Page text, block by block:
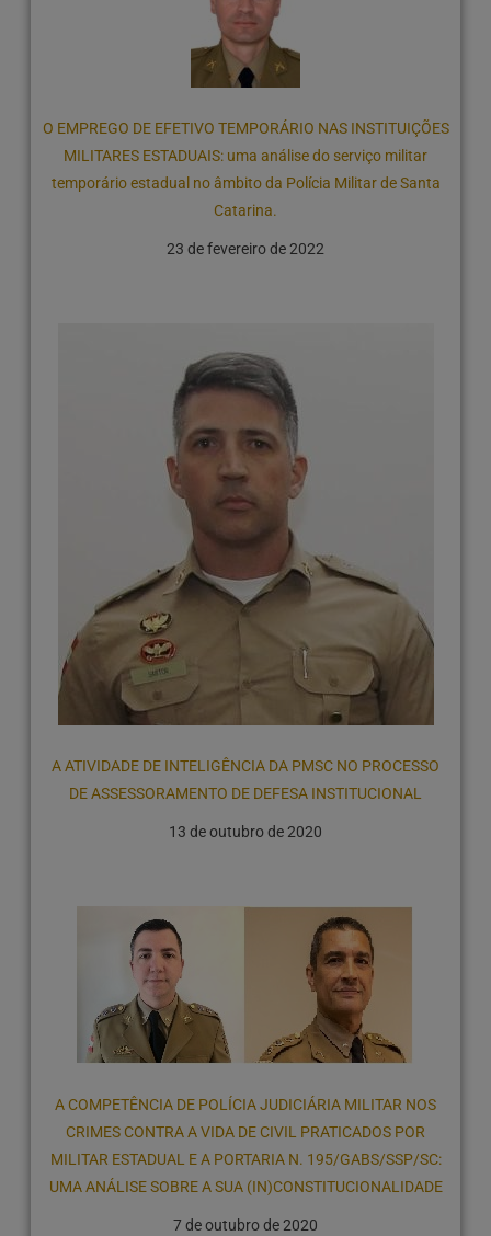
O EMPREGO DE EFETIVO TEMPORÁRIO NAS INSTITUIÇÕES
MILITARES ESTADUAIS: uma análise do serviço militar
temporário estadual no âmbito da Polícia Militar de Santa
Catarina.
23 de fevereiro de 2022
A ATIVIDADE DE INTELIGÊNCIA DA PMSC NO PROCESSO
DE ASSESSORAMENTO DE DEFESA INSTITUCIONAL
13 de outubro de 2020
A COMPETÊNCIA DE POLÍCIA JUDICIÁRIA MILITAR NOS
CRIMES CONTRA A VIDA DE CIVIL PRATICADOS POR
MILITAR ESTADUAL E A PORTARIA N. 195/GABS/SSP/SC:
UMA ANÁLISE SOBRE A SUA (IN)CONSTITUCIONALIDADE
7 de outubro de 2020